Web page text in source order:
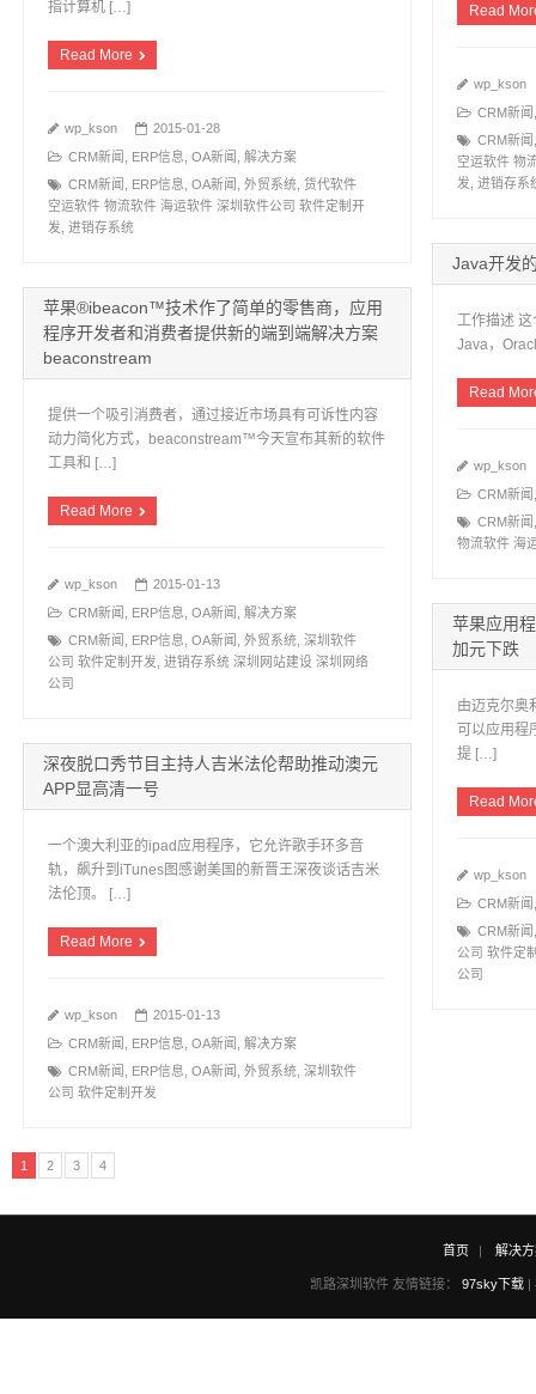
Read
wp_kson
CRM新闻
CRM新闻
空运软件 物
发 进销存系
指计算机 […]
Read More
wp_kson
2015-01-28
CRM新闻
ERP信息 OA新闻
解决方案
CRM新闻
ERP信息 OA新闻 外贸系统 货代软件
空运软件 物流软件 海运软件 深圳软件公司 软件定制开
发 进销存系统
Java开发
工作描述
Java，
Read
wp_kson
CRM新闻
CRM新闻
物流软件 海
苹果®ibeacon™技术作了简单的零售商，应用
程序开发者和消费者提供新的端到端解决方案
beaconstream
提供一个吸引消费者，通过接近市场具有可诉性内容
动力简化方式，beaconstream™今天宣布其新的软件
工具和 […]
Read More
wp_kson
2015-01-13
CRM新闻
ERP信息 OA新闻
解决方案
CRM新闻
ERP信息 OA新闻 外贸系统 深圳软件
公司 软件定制开发 进销存系统 深圳网站建设 深圳网络
公司
苹果应用
加元下跌
由迈克尔奥
可以应用程
提 […]
Read
wp_kson
CRM新闻
CRM新闻
公司 软件定
公司
深夜脱口秀节目主持人吉米法伦帮助推动澳元
APP显高清一号
一个澳大利亚的ipad应用程序，它允许歌手环多音
轨，飙升到iTunes图感谢美国的新晋王深夜谈话吉米
法伦顶。 […]
Read More
wp_kson
2015-01-13
CRM新闻
ERP信息 OA新闻
解决方案
CRM新闻
ERP信息 OA新闻 外贸系统 深圳软件
公司 软件定制开发
1 2 3 4
首页 解决
凯路深圳软件 友情链接： 97sky下载 |